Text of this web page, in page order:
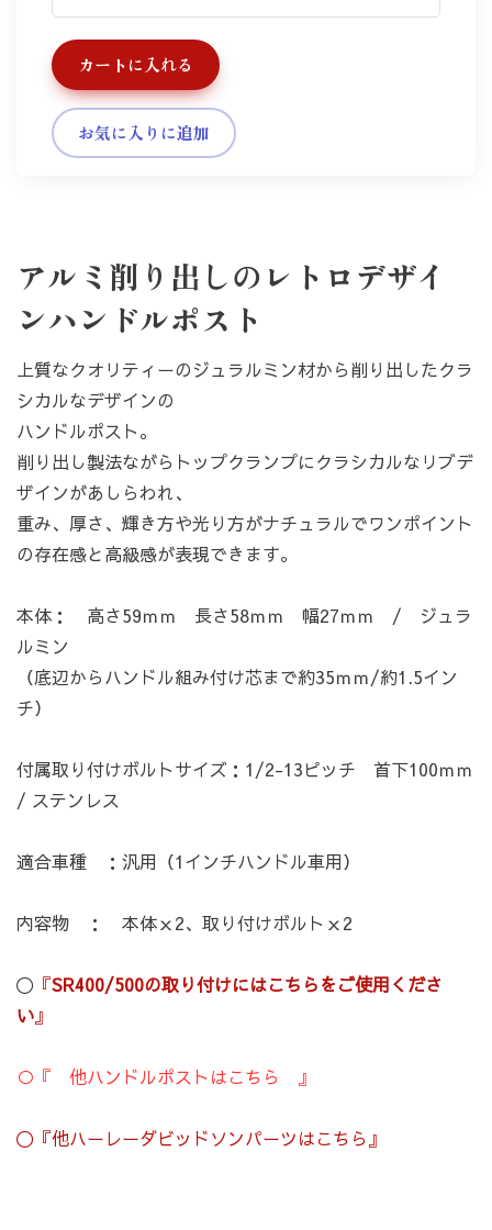
カートに入れる
お買い物を続ける カートへ進む
お気に入りに追加
アルミ削り出しのレトロデザイ
ンハンドルポスト
上質なクオリティーのジュラルミン材から削り出したクラ
シカルなデザインの
ハンドルポスト。
削り出し製法ながらトップクランプにクラシカルなリブデ
ザインがあしらわれ、
重み、厚さ、輝き方や光り方がナチュラルでワンポイント
の存在感と高級感が表現できます。
本体： 高さ59ｍｍ 長さ58ｍｍ 幅27ｍｍ / ジュラ
ルミン
（底辺からハンドル組み付け芯まで約35ｍｍ/約1.5イン
チ）
付属取り付けボルトサイズ：1/2-13ピッチ 首下100ｍｍ
/ ステンレス
適合車種 ：汎用（1インチハンドル車用）
内容物 ： 本体ｘ2、取り付けボルトｘ2
〇 『SR400/500の取り付けにはこちらをご使用くださ
い 』
○『 他ハンドルポストはこちら 』
〇『他ハーレーダビッドソンパーツはこちら』